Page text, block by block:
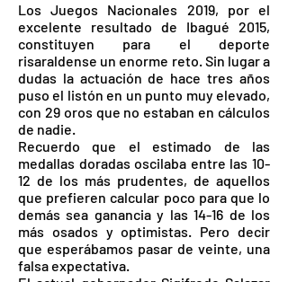
Los Juegos Nacionales 2019, por el
excelente resultado de Ibagué 2015,
constituyen para el deporte
risaraldense un enorme reto. Sin lugar a
dudas la actuación de hace tres años
puso el listón en un punto muy elevado,
con 29 oros que no estaban en cálculos
de nadie.
Recuerdo que el estimado de las
medallas doradas oscilaba entre las 10-
12 de los más prudentes, de aquellos
que prefieren calcular poco para que lo
demás sea ganancia y las 14-16 de los
más osados y optimistas. Pero decir
que esperábamos pasar de veinte, una
falsa expectativa.